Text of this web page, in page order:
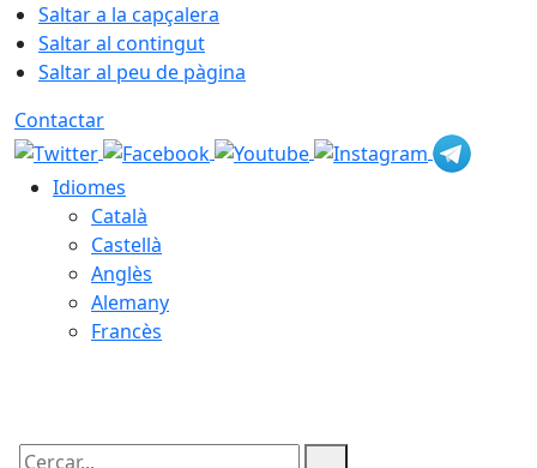
Saltar a la capçalera
Saltar al contingut
Saltar al peu de pàgina
Contactar
Idiomes
Català
Castellà
Anglès
Alemany
Francès